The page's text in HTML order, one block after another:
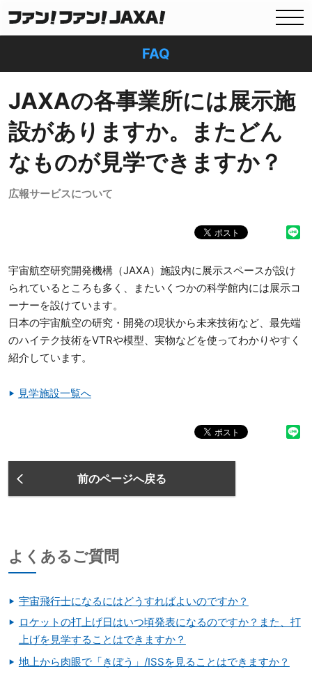
FAQ
JAXAの各事業所には展示施
設がありますか。またどん
なものが見学できますか？
広報サービスについて
宇宙航空研究開発機構（JAXA）施設内に展示スペースが設け
られているところも多く、またいくつかの科学館内には展示コ
ーナーを設けています。
日本の宇宙航空の研究・開発の現状から未来技術など、最先端
のハイテク技術をVTRや模型、実物などを使ってわかりやすく
紹介しています。
見学施設一覧へ
前のページへ戻る
よくあるご質問
宇宙飛行士になるにはどうすればよいのですか？
ロケットの打上げ日はいつ頃発表になるのですか？また、打
上げを見学することはできますか？
地上から肉眼で「きぼう」/ISSを見ることはできますか？